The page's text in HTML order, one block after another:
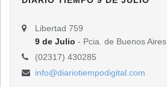
Libertad 759
9 de Julio - Pcia. de Buenos Aires
(02317) 430285
info@diariotiempodigital.com